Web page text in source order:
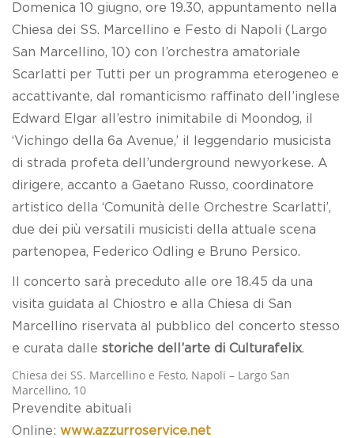
Domenica 10 giugno, ore 19.30, appuntamento nella
Chiesa dei SS. Marcellino e Festo di Napoli (Largo
San Marcellino, 10) con l’orchestra amatoriale
Scarlatti per Tutti per un programma eterogeneo e
accattivante, dal romanticismo raffinato dell’inglese
Edward Elgar all’estro inimitabile di Moondog, il
‘Vichingo della 6a Avenue,’ il leggendario musicista
di strada profeta dell’underground newyorkese. A
dirigere, accanto a Gaetano Russo, coordinatore
artistico della ‘Comunità delle Orchestre Scarlatti’,
due dei più versatili musicisti della attuale scena
partenopea, Federico Odling e Bruno Persico.
Il concerto sarà preceduto alle ore 18.45 da una
visita guidata al Chiostro e alla Chiesa di San
Marcellino riservata al pubblico del concerto stesso
e curata dalle storiche dell’arte di Culturafelix.
Chiesa dei SS. Marcellino e Festo, Napoli – Largo San
Marcellino, 10
Prevendite abituali
Online: www.azzurroservice.net